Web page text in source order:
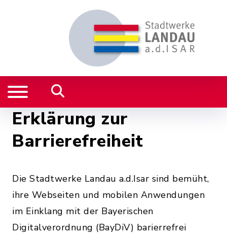
Erklärung zur
Barrierefreiheit
Die Stadtwerke Landau a.d.Isar sind bemüht,
ihre Webseiten und mobilen Anwendungen
im Einklang mit der Bayerischen
Digitalverordnung (BayDiV) barierrefrei